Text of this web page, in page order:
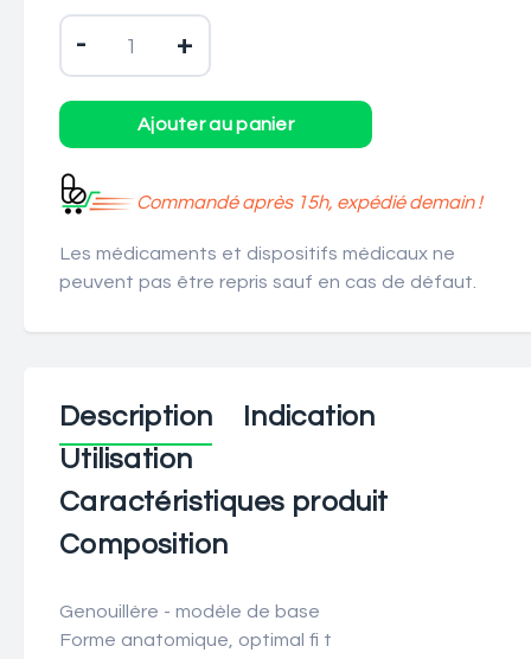
- +
Commandé après 15h, expédié demain !
Les médicaments et dispositifs médicaux ne
peuvent pas être repris sauf en cas de défaut.
Description
Indication
Utilisation
Caractéristiques produit
Composition
Genouillère - modèle de base
Forme anatomique, optimal fi t